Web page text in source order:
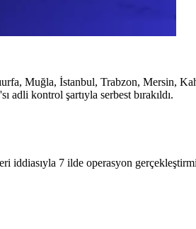
Muğla, İstanbul, Trabzon, Mersin,
adli kontrol şartıyla serbest bırakıldı.
7 ilde operasyon